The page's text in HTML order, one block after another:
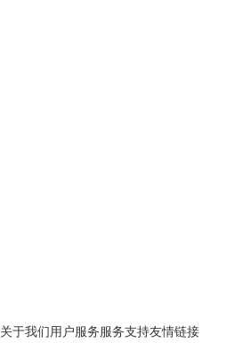
关于我们用户服务服务支持友情链接